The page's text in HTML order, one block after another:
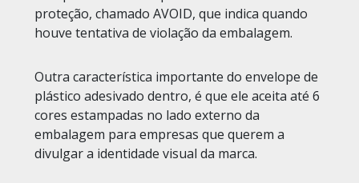
proteção, chamado AVOID, que indica quando
houve tentativa de violação da embalagem.
Outra característica importante do envelope de
plástico adesivado dentro, é que ele aceita até 6
cores estampadas no lado externo da
embalagem para empresas que querem a
divulgar a identidade visual da marca.